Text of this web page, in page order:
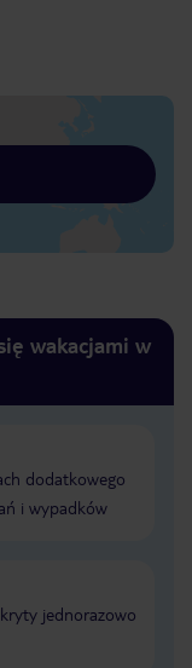
wakacjami w
dodatkowego
i wypadków
jednorazowo